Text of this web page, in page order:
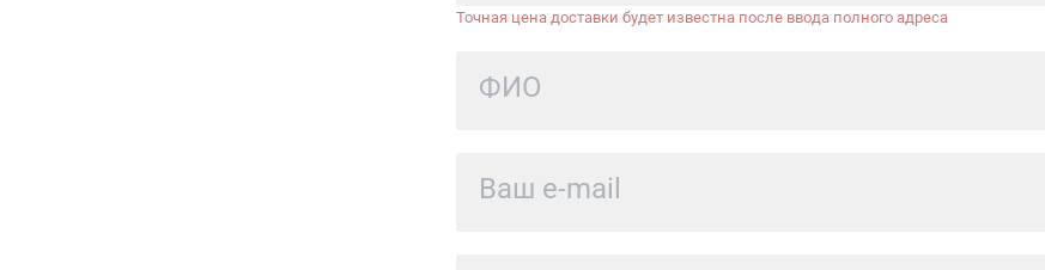
Точная цена доставки будет известна после ввода полного адреса